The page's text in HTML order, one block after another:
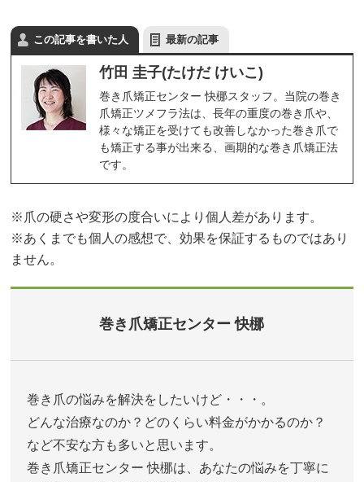
この記事を書いた人 最新の記事
竹田 圭子(たけだ けいこ)
巻き爪矯正センター 快梛スタッフ。当院の巻き
爪矯正ツメフラ法は、長年の重度の巻き爪や、
様々な矯正を受けても改善しなかった巻き爪で
も矯正する事が出来る、画期的な巻き爪矯正法
です。
※爪の硬さや変形の度合いにより個人差があります。
※あくまでも個人の感想で、効果を保証するものではあり
ません。
巻き爪矯正センター 快梛
巻き爪の悩みを解決をしたいけど・・・。
どんな治療なのか？どのくらい料金がかかるのか？
など不安な方も多いと思います。
巻き爪矯正センター 快梛は、あなたの悩みを丁寧に